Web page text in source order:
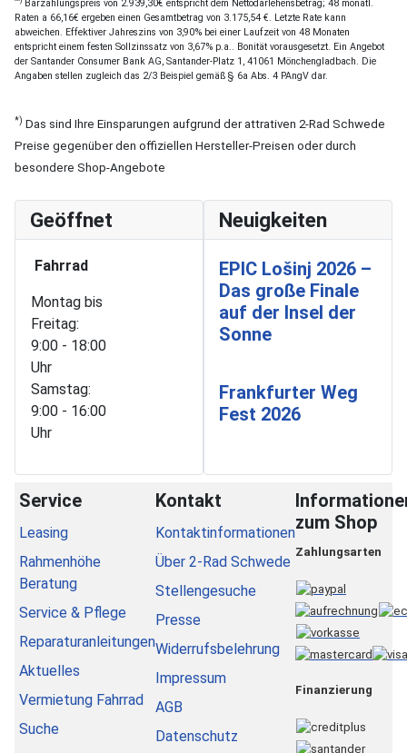
Barzahlungspreis von 2.939,30€ entspricht dem Nettodarlehensbetrag; 48 monatl.
Raten a 66,16€ ergeben einen Gesamtbetrag von 3.175,54 €. Letzte Rate kann
abweichen. Effektiver Jahreszins von 3,90% bei einer Laufzeit von 48 Monaten
entspricht einem festen Sollzinssatz von 3,67% p.a.. Bonität vorausgesetzt. Ein Angebot
der Santander Consumer Bank AG, Santander-Platz 1, 41061 Mönchengladbach. Die
Angaben stellen zugleich das 2/3 Beispiel gemäß § 6a Abs. 4 PAngV dar.
*) Das sind Ihre Einsparungen aufgrund der attrativen 2-Rad Schwede
Preise gegenüber den offiziellen Hersteller-Preisen oder durch
besondere Shop-Angebote
Geöffnet
Fahrrad
Montag bis
Freitag:
9:00 - 18:00
Uhr
Samstag:
9:00 - 16:00
Uhr
Neuigkeiten
EPIC Lošinj 2026 –
Das große Finale
auf der Insel der
Sonne
Frankfurter Weg
Fest 2026
Service
Leasing
Rahmenhöhe
Beratung
Service & Pflege
Reparaturanleitungen
Aktuelles
Vermietung Fahrrad
Suche
Kontakt
Kontaktinformationen
Über 2-Rad Schwede
Stellengesuche
Presse
Widerrufsbelehrung
Impressum
AGB
Datenschutz
zum Shop
Zahlungsarten
Finanzierung